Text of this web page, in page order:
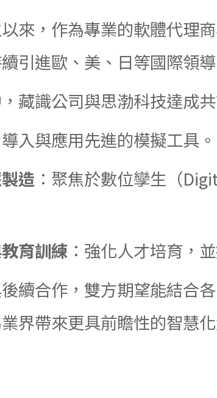
來，作為專業的軟體代理
引進歐、美、日等國際領
藏識公司與思渤科技達成
導入與應用先進的模擬工具。
造 ：聚焦於數位孿生（
育訓練 ：強化人才培育，
續合作，雙方期望能結合
界帶來更具前瞻性的智慧